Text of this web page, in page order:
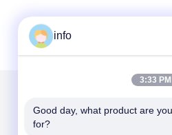
Написать нам
info
3:33 PM
Good day, what product are
for?